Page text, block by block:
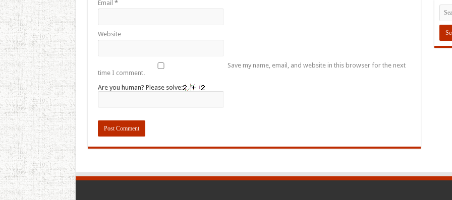
Email *
Website
Save my name, email, and website in this browser for the next
time I comment.
Are you human? Please solve: